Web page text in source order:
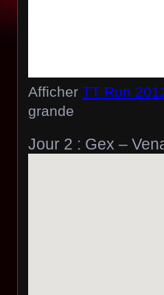
Afficher TT Run
grande
Jour 2 : Gex –